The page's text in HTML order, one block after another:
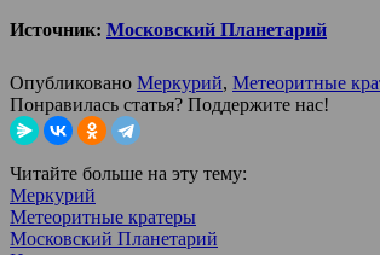
Источник: Московский Планетарий
Опубликовано Меркурий, Метеоритные
Понравилась статья? Поддержите нас!
Читайте больше на эту тему:
Меркурий
Метеоритные кратеры
Московский Планетарий